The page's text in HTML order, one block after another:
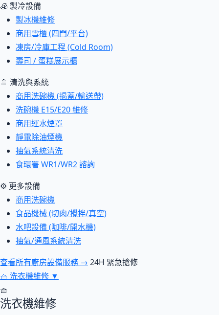
🧊 製冷設備
製冰機維修
商用雪櫃 (四門/平台)
凍房/冷庫工程 (Cold Room)
壽司 / 蛋糕展示櫃
🚿 清洗與系統
商用洗碗機 (揭蓋/輸送帶)
洗碗機 E15/E20 維修
商用運水煙罩
靜電除油煙機
抽氣系統清洗
食環署 WR1/WR2 諮詢
⚙ 更多設備
商用洗碗機
食品機械 (切肉/攪拌/真空)
水吧設備 (咖啡/開水機)
抽氣/通風系統清洗
查看所有廚房設備服務 → 24H 緊急搶修
🧺 洗衣機維修 ▼
🧺
洗衣機維修